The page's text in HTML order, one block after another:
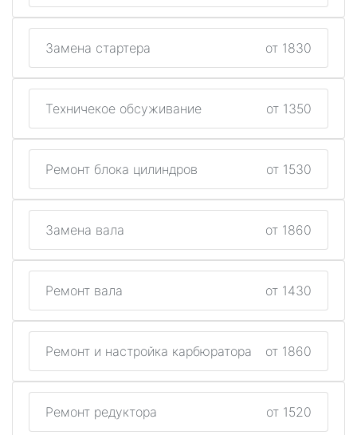
Замена стартера от 1830
Техничекое обсуживание от 1350
Ремонт блока цилиндров от 1530
Замена вала от 1860
Ремонт вала от 1430
Ремонт и настройка карбюратора от 1860
Ремонт редуктора от 1520